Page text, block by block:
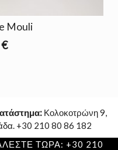
Mouli
Κολοκοτρώνη 9,
+30 210 80 86 182
ΤΩΡΑ: +30 210